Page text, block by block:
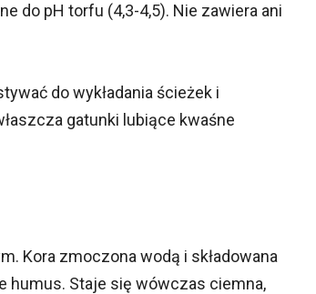
do pH torfu (4,3-4,5). Nie zawiera ani
do wykładania ścieżek i
gatunki lubiące kwaśne
Kora zmoczona wodą i składowana
humus. Staje się wówczas ciemna,